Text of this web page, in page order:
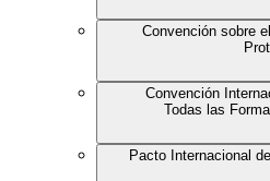
Convención sobre
Convención
Todas las
Pacto Internacional